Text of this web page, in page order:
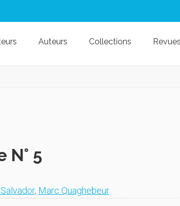
Auteurs Collections Revues
N° 5
, Marc Quaghebeur